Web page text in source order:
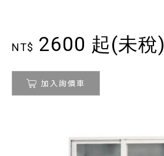
NT$ 2600 起(未稅)
加入詢價車